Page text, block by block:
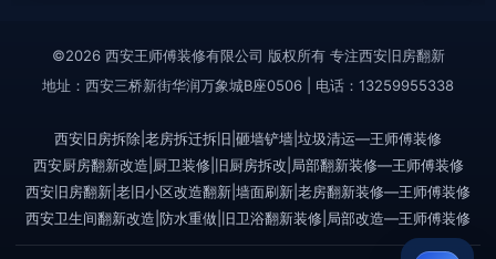
©2026 西安王师傅装修有限公司 版权所有 专注西安旧房翻新
地址：西安三桥新街华润万象城B座0506 | 电话：13259955338
西安旧房拆除|老房拆迁拆旧|砸墙铲墙|垃圾清运—王师傅装修
西安厨房翻新改造|厨卫装修|旧厨房拆改|局部翻新装修—王师傅装修
西安旧房翻新|老旧小区改造翻新|墙面刷新|老房翻新装修—王师傅装修
西安卫生间翻新改造|防水重做|旧卫浴翻新装修|局部改造—王师傅装修